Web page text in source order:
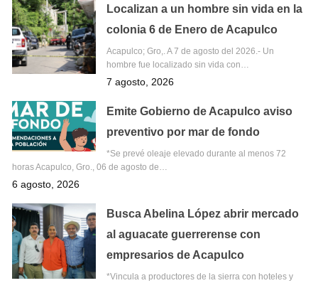
Localizan a un hombre sin vida en la
colonia 6 de Enero de Acapulco
Acapulco; Gro,. A 7 de agosto del 2026.- Un
hombre fue localizado sin vida con…
7 agosto, 2026
Emite Gobierno de Acapulco aviso
preventivo por mar de fondo
*Se prevé oleaje elevado durante al menos 72
horas Acapulco, Gro., 06 de agosto de…
6 agosto, 2026
Busca Abelina López abrir mercado
al aguacate guerrerense con
empresarios de Acapulco
*Vincula a productores de la sierra con hoteles y